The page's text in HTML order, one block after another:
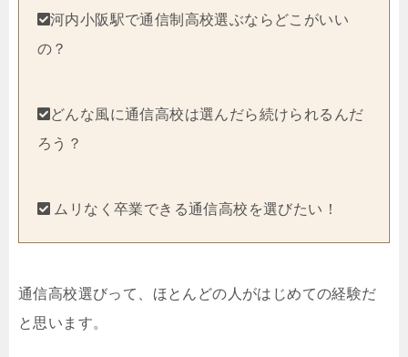
河内小阪駅で通信制高校選ぶならどこがいい
の？
どんな風に通信高校は選んだら続けられるんだ
ろう？
ムリなく卒業できる通信高校を選びたい！
通信高校選びって、ほとんどの人がはじめての経験だ
と思います。